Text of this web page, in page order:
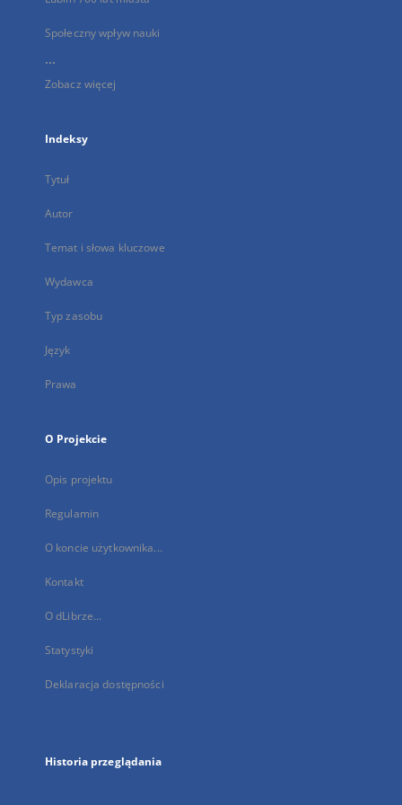
Społeczny wpływ nauki
...
Zobacz więcej
Indeksy
Tytuł
Autor
Temat i słowa kluczowe
Wydawca
Typ zasobu
Język
Prawa
O Projekcie
Opis projektu
Regulamin
O koncie użytkownika...
Kontakt
O dLibrze...
Statystyki
Deklaracja dostępności
Historia przeglądania